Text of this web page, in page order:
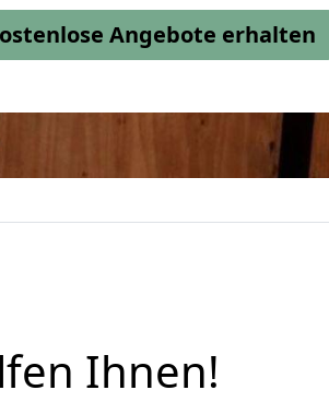
Angebote erhalten
Ihnen!